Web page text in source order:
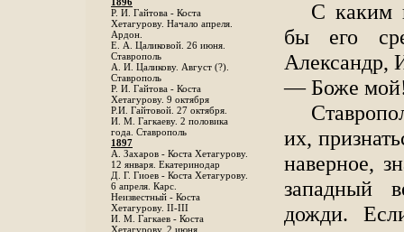
1896
Р. И. Гайтова - Коста
Хетагурову. Начало апреля.
Ардон.
Е. А. Цаликовой. 26 июня.
Ставрополь
А. И. Цаликову. Август (?).
Ставрополь
Р. И. Гайтова - Коста
Хетагурову. 9 октября
Р.И. Гайтовой. 27 октября.
И. М. Гагкаеву. 2 половика
года. Ставрополь
1897
А. Захаров - Коста Хетагурову.
12 января. Екатеринодар
Д. Г. Гиоев - Коста Хетагурову.
6 апреля. Карс.
Неизвестный - Коста
Хетагурову. II-III
И. М. Гагкаев - Коста
Хетагурову, 2 июня
С каким
бы его
Александр,
— Боже
их,
наверное,
западный
дожди.